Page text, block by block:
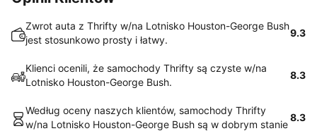
Zwrot auta z Thrifty w/na Lotnisko Houston-George Bush
jest stosunkowo prosty i łatwy.
9.3
Klienci ocenili, że samochody Thrifty są czyste w/na
Lotnisko Houston-George Bush.
8.3
Według oceny naszych klientów, samochody Thrifty
w/na Lotnisko Houston-George Bush są w dobrym stanie
8.3